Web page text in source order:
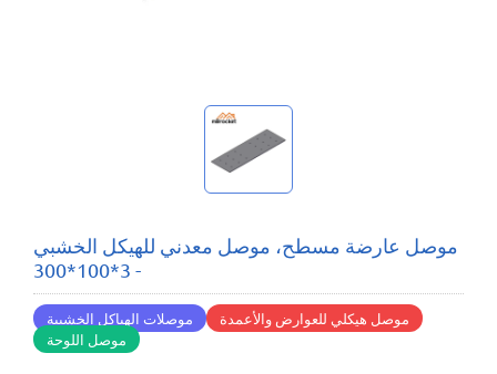
موصل عارضة مسطح، موصل معدني للهيكل الخشبي
- 3*100*300
موصلات الهياكل الخشبية
موصل هيكلي للعوارض والأعمدة
موصل اللوحة